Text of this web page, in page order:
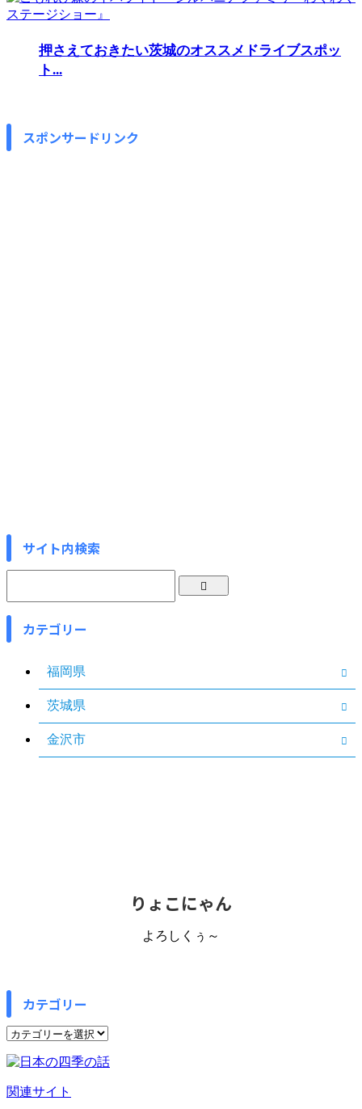
押さえておきたい茨城のオススメドライブスポッ
ト...
スポンサードリンク
サイト内検索
カテゴリー
福岡県
茨城県
金沢市
りょこにゃん
よろしくぅ～
カテゴリー
カ
ゴ
リ
ー
関連サイト